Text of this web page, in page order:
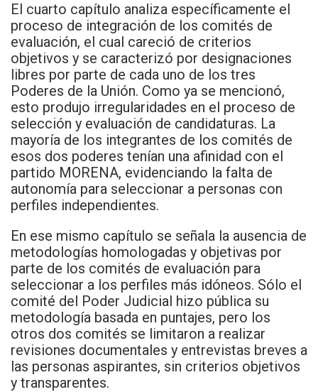
El cuarto capítulo analiza específicamente el
proceso de integración de los comités de
evaluación, el cual careció de criterios
objetivos y se caracterizó por designaciones
libres por parte de cada uno de los tres
Poderes de la Unión. Como ya se mencionó,
esto produjo irregularidades en el proceso de
selección y evaluación de candidaturas. La
mayoría de los integrantes de los comités de
esos dos poderes tenían una afinidad con el
partido MORENA, evidenciando la falta de
autonomía para seleccionar a personas con
perfiles independientes.
En ese mismo capítulo se señala la ausencia de
metodologías homologadas y objetivas por
parte de los comités de evaluación para
seleccionar a los perfiles más idóneos. Sólo el
comité del Poder Judicial hizo pública su
metodología basada en puntajes, pero los
otros dos comités se limitaron a realizar
revisiones documentales y entrevistas breves a
las personas aspirantes, sin criterios objetivos
y transparentes.